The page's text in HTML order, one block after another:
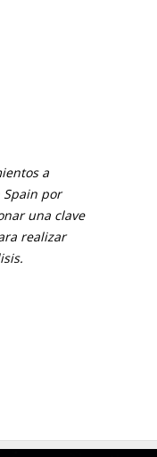
a
Spain por
una clave
realizar